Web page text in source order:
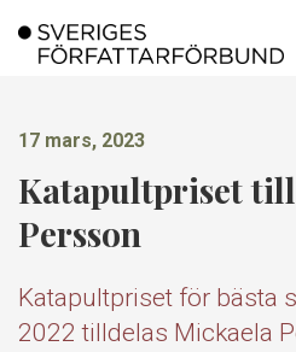
till
17 mars, 2023
Katapultpriset
Persson
Katapultpriset för bästa
2022 tilldelas Mickaela